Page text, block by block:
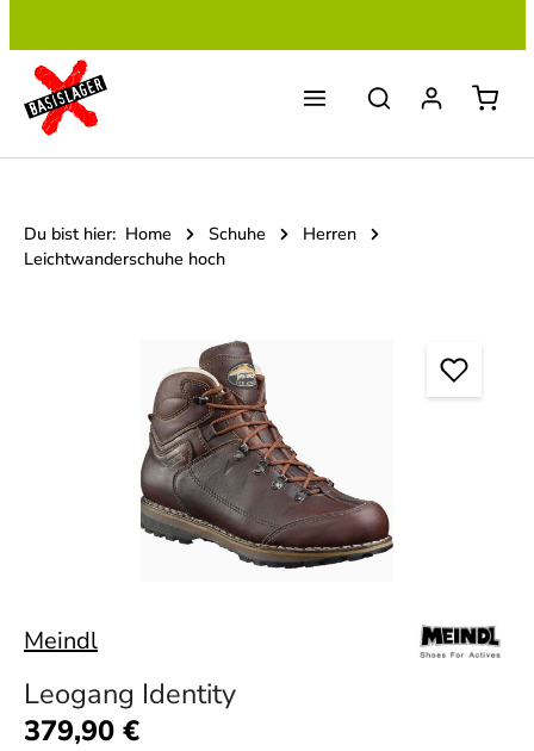
Du bist hier: Home Schuhe
Herren
Leichtwanderschuhe hoch
Meindl
Leogang Identity
Regulärer Preis:
379,90 €